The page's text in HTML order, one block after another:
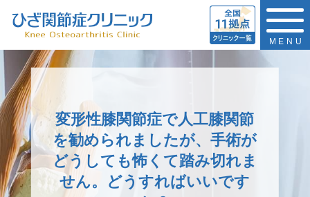
MENU
変形性膝関節症で人工膝関節
を勧められましたが、手術が
どうしても怖くて踏み切れま
せん。どうすればいいです